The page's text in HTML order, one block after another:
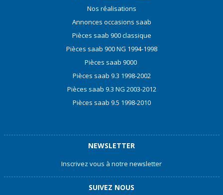
Nos réalisations
Annonces occasions saab
Pièces saab 900 classique
Pièces saab 900 NG 1994-1998
Pièces saab 9000
Pièces saab 9.3 1998-2002
Pièces saab 9.3 NG 2003-2012
Pièces saab 9.5 1998-2010
NEWSLETTER
Inscrivez vous à notre newsletter
SUIVEZ NOUS